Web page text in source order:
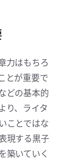
力はもちろ
とが重要で
どの基本的
り、ライタ
ことではな
現する黒子
築いていく